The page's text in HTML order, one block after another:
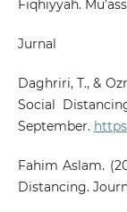
Fiqhiyyah.
Jurnal
Daghriri, T., &
Social
September.
Fahim Aslam.
Distancing.